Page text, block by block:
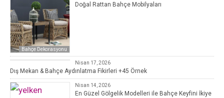
Bahçe Dekorasyonu
Doğal Rattan Bahçe Mobilyaları
Bahçe Dekorasyonu
Nisan 17, 2026
Dış Mekan & Bahçe Aydınlatma Fikirleri +45 Örnek
Nisan 14, 2026
En Güzel Gölgelik Modelleri ile Bahçe Keyfini İkiye